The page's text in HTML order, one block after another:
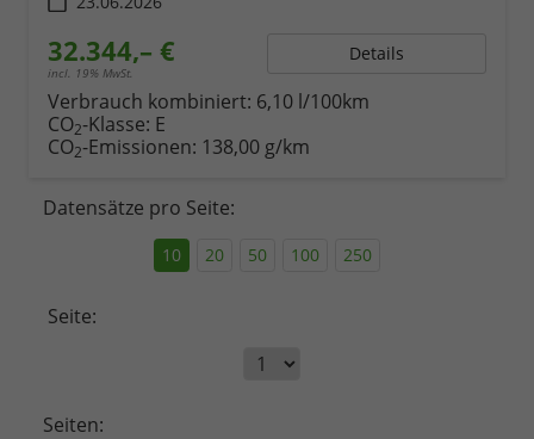
32.344,– €
incl. 19% MwSt.
Details
Verbrauch kombiniert: 6,10 l/100km
CO2-Klasse: E
CO2-Emissionen: 138,00 g/km
Datensätze pro Seite:
10 20 50 100 250
Seite:
Seiten: